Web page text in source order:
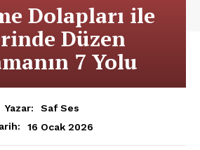
Dolapları ile
Düzen
7 Yolu
Yazar:
Saf Ses
16 Ocak 2026